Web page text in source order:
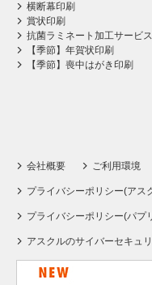
横断幕印刷
賞状印刷
抗菌ラミネート加工サービス
【季節】年賀状印刷
【季節】喪中はがき印刷
会社概要 ご利用環境
プライバシーポリシー(アス
プライバシーポリシー(パプ
アスクルのサイバーセキュ